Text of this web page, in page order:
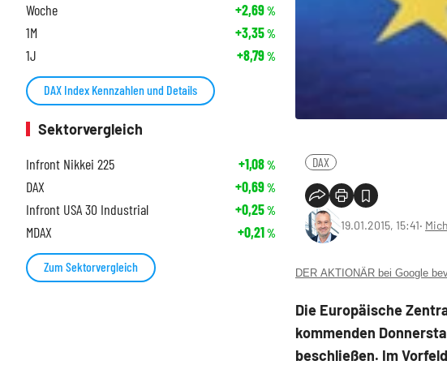
DAX
19.01.2015, 15:41‧
DER AKTIONÄR bei Google
Die Europäische
kommenden
beschließen. Im
Woche +2,69%
1M +3,35%
1J +8,79%
DAX Index Kennzahlen und Details
Sektorvergleich
Infront Nikkei 225
+1,08%
DAX +0,69%
Infront USA 30 Industrial +0,25%
MDAX +0,21%
Zum Sektorvergleich